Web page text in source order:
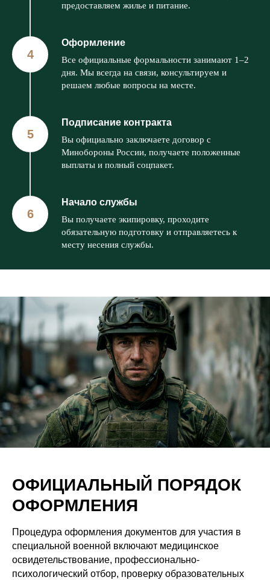
предоставляем жилье и питание.
Оформление
Все официальные формальности занимают 1–2
дня. Мы всегда на связи, консультируем и
решаем любые вопросы на месте.
Подписание контракта
Вы официально заключаете договор с
Минобороны России, получаете положенные
выплаты и полный соцпакет.
Начало службы
Вы получаете экипировку, проходите
обязательную подготовку и отправляетесь к
месту несения службы.
ОФИЦИАЛЬНЫЙ ПОРЯДОК
ОФОРМЛЕНИЯ
Процедура оформления документов для участия в
специальной военной включают медицинское
освидетельствование, профессионально-
психологический отбор, проверку образовательных